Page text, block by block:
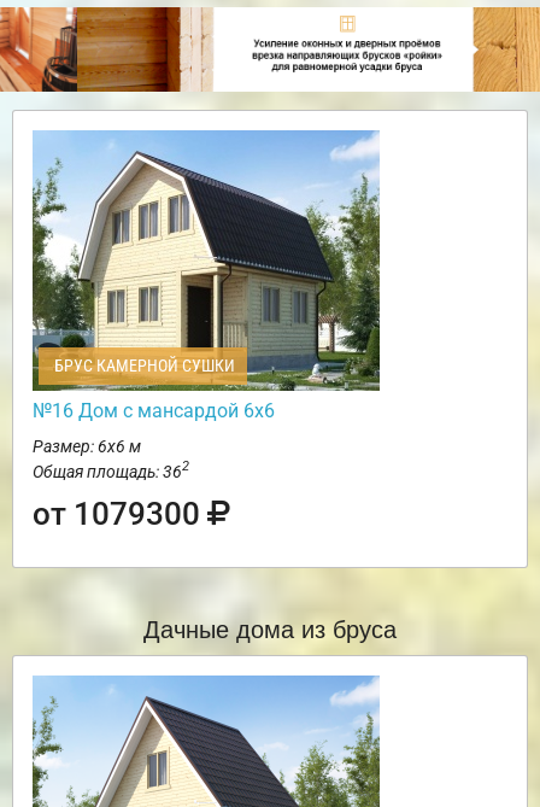
БРУС КАМЕРНОЙ СУШКИ
№16 Дом с мансардой 6х6
Размер: 6х6 м
Общая площадь: 362
от 1079300
Дачные дома из бруса